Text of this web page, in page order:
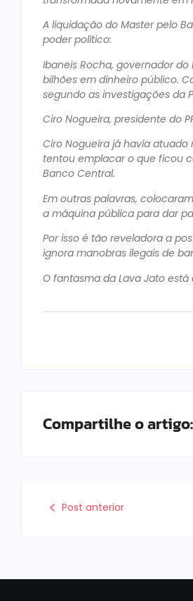
A liquidação do Master pelo
poder político:
Ibaneis Rocha, governador
bilhões em dinheiro público.
segundo as investigações da
Ciro Nogueira, presidente do
Ciro Nogueira já havia atuado
tentou emplacar o que ficou
Banco Central.
Em outras palavras,
a máquina pública para dar
Por isso é tão reveladora a
ignora manobras ilegais de
O fantasma da Lava Jato
Compartilhe o artigo:
Post anterior